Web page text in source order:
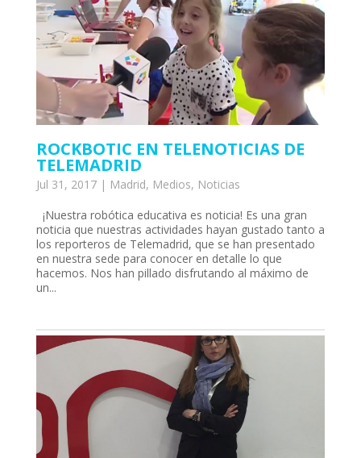
ROCKBOTIC EN TELENOTICIAS DE
TELEMADRID
Jul 31, 2017| Madrid, Medios, Noticias
¡Nuestra robótica educativa es noticia! Es una gran
noticia que nuestras actividades hayan gustado tanto a
los reporteros de Telemadrid, que se han presentado
en nuestra sede para conocer en detalle lo que
hacemos. Nos han pillado disfrutando al máximo de
un...